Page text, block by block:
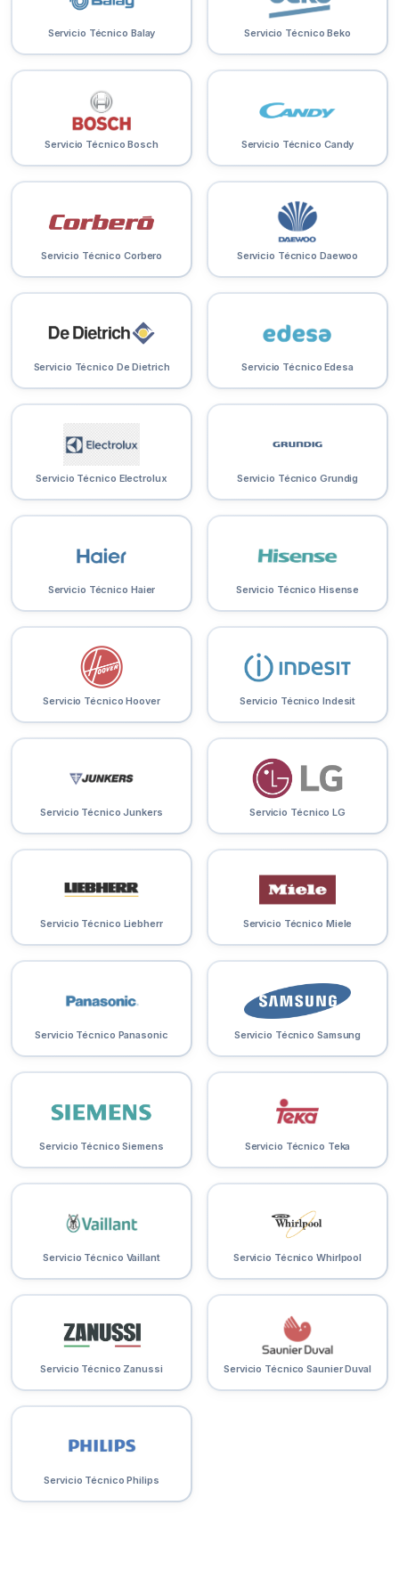
Servicio Técnico Balay Servicio Técnico Beko
Servicio Técnico Bosch Servicio Técnico Candy
Servicio Técnico Corbero Servicio Técnico Daewoo
Servicio Técnico De Dietrich Servicio Técnico Edesa
Servicio Técnico Electrolux Servicio Técnico Grundig
Servicio Técnico Haier Servicio Técnico Hisense
Servicio Técnico Hoover Servicio Técnico Indesit
Servicio Técnico Junkers Servicio Técnico LG
Servicio Técnico Liebherr Servicio Técnico Miele
Servicio Técnico Panasonic Servicio Técnico Samsung
Servicio Técnico Siemens Servicio Técnico Teka
Servicio Técnico Vaillant Servicio Técnico Whirlpool
Servicio Técnico Zanussi Servicio Técnico Saunier Duval
Servicio Técnico Philips